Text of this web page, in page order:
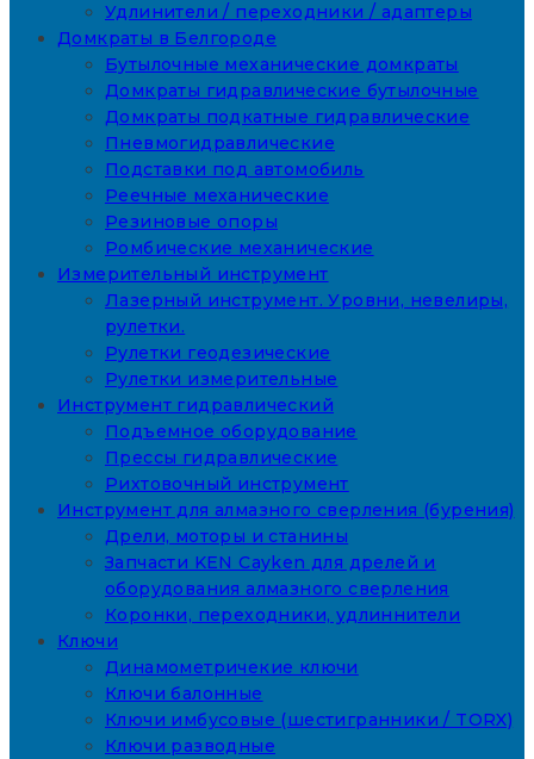
Удлинители / переходники / адаптеры
Домкраты в Белгороде
Бутылочные механические домкраты
Домкраты гидравлические бутылочные
Домкраты подкатные гидравлические
Пневмогидравлические
Подставки под автомобиль
Реечные механические
Резиновые опоры
Ромбические механические
Измерительный инструмент
Лазерный инструмент. Уровни, невелиры,
рулетки.
Рулетки геодезические
Рулетки измерительные
Инструмент гидравлический
Подъемное оборудование
Прессы гидравлические
Рихтовочный инструмент
Инструмент для алмазного сверления (бурения)
Дрели, моторы и станины
Запчасти KEN Cayken для дрелей и
оборудования алмазного сверления
Коронки, переходники, удлиннители
Ключи
Динамометричекие ключи
Ключи балонные
Ключи имбусовые (шестигранники / TORX)
Ключи разводные